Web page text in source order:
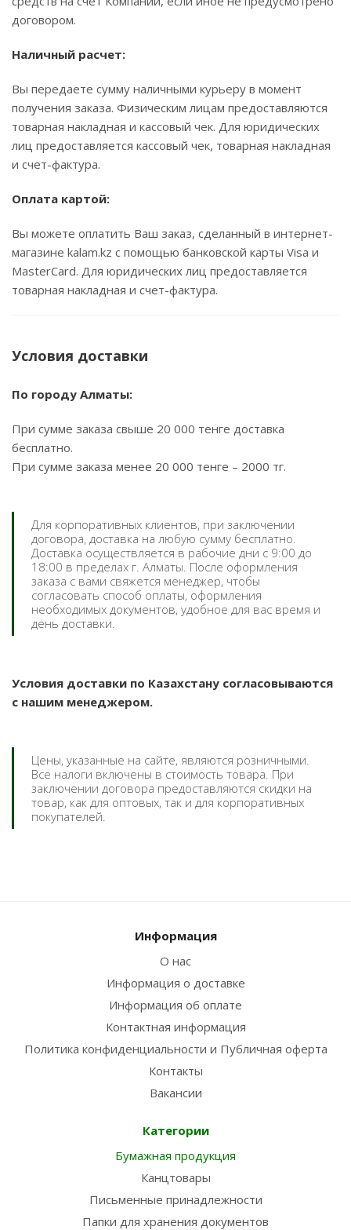
договором.
Наличный расчет:
Вы передаете сумму наличными курьеру в момент
получения заказа. Физическим лицам предоставляются
товарная накладная и кассовый чек. Для юридических
лиц предоставляется кассовый чек, товарная накладная
и счет-фактура.
Оплата картой:
Вы можете оплатить Ваш заказ, сделанный в интернет-
магазине kalam.kz с помощью банковской карты Visa и
MasterCard. Для юридических лиц предоставляется
товарная накладная и счет-фактура.
Условия доставки
По городу Алматы:
При сумме заказа свыше 20 000 тенге доставка
бесплатно.
При сумме заказа менее 20 000 тенге – 2000 тг.
Для корпоративных клиентов, при заключении
договора, доставка на любую сумму бесплатно.
Доставка осуществляется в рабочие дни с 9:00 до
18:00 в пределах г. Алматы. После оформления
заказа с вами свяжется менеджер, чтобы
согласовать способ оплаты, оформления
необходимых документов, удобное для вас время и
день доставки.
Условия доставки по Казахстану согласовываются
с нашим менеджером.
Цены, указанные на сайте, являются розничными.
Все налоги включены в стоимость товара. При
заключении договора предоставляются скидки на
товар, как для оптовых, так и для корпоративных
покупателей.
Информация
О нас
Информация о доставке
Информация об оплате
Контактная информация
Политика конфиденциальности и Публичная оферта
Контакты
Вакансии
Категории
Бумажная продукция
Канцтовары
Письменные принадлежности
Папки для хранения документов